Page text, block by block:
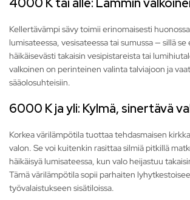
Kellertävämpi sävy toimii erinomaisesti
lumisateessa, vesisateessa tai sumussa — sillä se
häikäisevästi takaisin vesipistareista tai
valkoinen on perinteinen valinta talviajoon ja
sääolosuhteisiin.
6000 K ja yli: Kylmä, sinertävä
Korkea värilämpötila tuottaa tehdasmaisen
valon. Se voi kuitenkin rasittaa silmiä pitkillä
häikäisyä lumisateessa, kun valo heijastuu
Tämä värilämpötila sopii parhaiten
työvalaistukseen sisätiloissa.